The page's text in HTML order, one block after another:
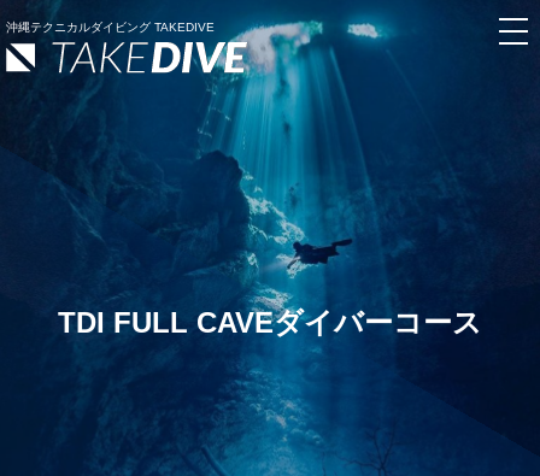
沖縄テクニカルダイビング TAKEDIVE
TDI FULL CAVEダイバーコース